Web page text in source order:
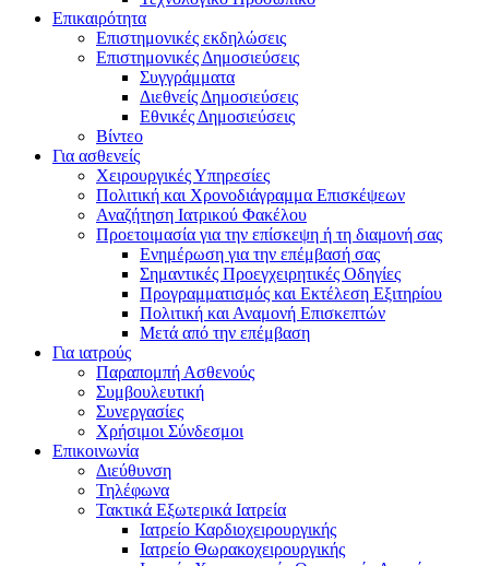
Επικαιρότητα
Επιστημονικές εκδηλώσεις
Επιστημονικές Δημοσιεύσεις
Συγγράμματα
Διεθνείς Δημοσιεύσεις
Εθνικές Δημοσιεύσεις
Βίντεο
Για ασθενείς
Χειρουργικές Υπηρεσίες
Πολιτική και Χρονοδιάγραμμα Επισκέψεων
Αναζήτηση Ιατρικού Φακέλου
Προετοιμασία για την επίσκεψη ή τη διαμονή σας
Ενημέρωση για την επέμβασή σας
Σημαντικές Προεγχειρητικές Οδηγίες
Προγραμματισμός και Εκτέλεση Εξιτηρίου
Πολιτική και Αναμονή Επισκεπτών
Μετά από την επέμβαση
Για ιατρούς
Παραπομπή Ασθενούς
Συμβουλευτική
Συνεργασίες
Χρήσιμοι Σύνδεσμοι
Επικοινωνία
Διεύθυνση
Τηλέφωνα
Τακτικά Εξωτερικά Ιατρεία
Ιατρείο Καρδιοχειρουργικής
Ιατρείο Θωρακοχειρουργικής